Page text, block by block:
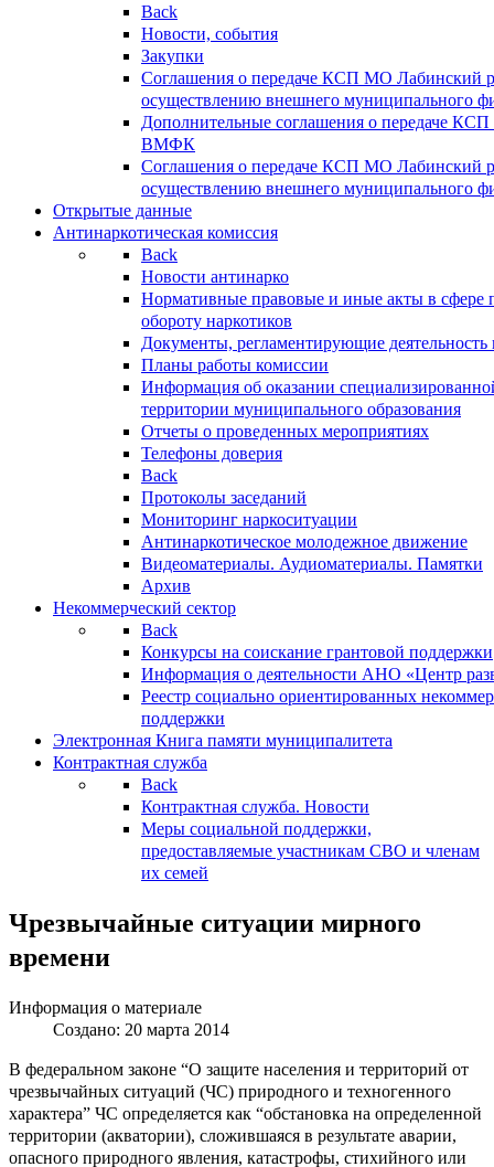
Back
Новости, события
Закупки
Соглашения о передаче КСП МО Лабинский
осуществлению внешнего муниципального
Дополнительные соглашения о передаче
ВМФК
Соглашения о передаче КСП МО Лабинский
осуществлению внешнего муниципального
Открытые данные
Антинаркотическая комиссия
Back
Новости антинарко
Нормативные правовые и иные акты в сфере
обороту наркотиков
Документы, регламентирующие деятельность
Планы работы комиссии
Информация об оказании
территории муниципального образования
Отчеты о проведенных мероприятиях
Телефоны доверия
Back
Протоколы заседаний
Мониторинг наркоситуации
Антинаркотическое молодежное движение
Видеоматериалы. Аудиоматериалы. Памятки
Архив
Некоммерческий сектор
Back
Конкурсы на соискание грантовой поддержки
Информация о деятельности АНО «Центр
Реестр социально ориентированных
поддержки
Электронная Книга памяти муниципалитета
Контрактная служба
Back
Контрактная служба. Новости
Меры социальной поддержки,
предоставляемые участникам СВО и членам
их семей
Чрезвычайные ситуации мирного
времени
Информация о материале
Создано: 20 марта 2014
В федеральном законе “О защите населения и территорий от
чрезвычайных ситуаций (ЧС) природного и техногенного
характера” ЧС определяется как “обстановка на определенной
территории (акватории), сложившаяся в результате аварии,
опасного природного явления, катастрофы, стихийного или